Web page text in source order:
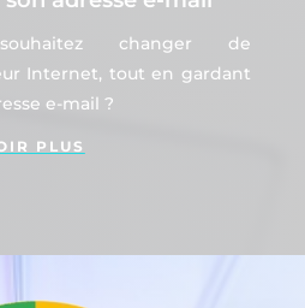
changer de
Internet, tout en gardant
e-mail ?
PLUS